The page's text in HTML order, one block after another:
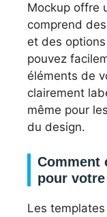
Mockup offre
comprend
et des
pouvez
éléments de
clairement
même pour
du design.
Comment
pour
Les